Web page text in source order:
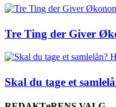
Tre Ting der Giver
Skal du tage et